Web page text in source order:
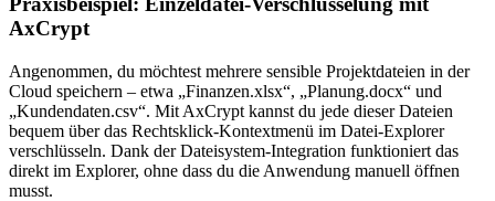
AxCrypt
Angenommen, du möchtest mehrere sensible Projektdateien in der
Cloud speichern – etwa „Finanzen.xlsx“, „Planung.docx“ und
„Kundendaten.csv“. Mit AxCrypt kannst du jede dieser Dateien
bequem über das Rechtsklick-Kontextmenü im Datei-Explorer
verschlüsseln. Dank der Dateisystem-Integration funktioniert das
direkt im Explorer, ohne dass du die Anwendung manuell öffnen
musst.